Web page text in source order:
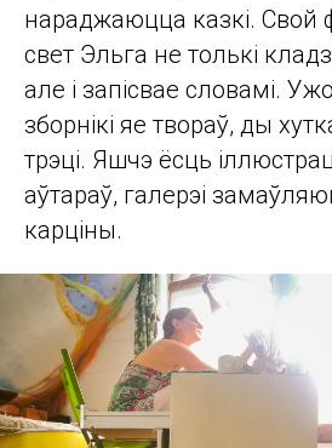
нараджаюцца казкі. Свой
свет Эльга не толькі
але і запісвае словамі.
зборнікі яе твораў, ды
трэці. Яшчэ ёсць
аўтараў, галерэі
карціны.